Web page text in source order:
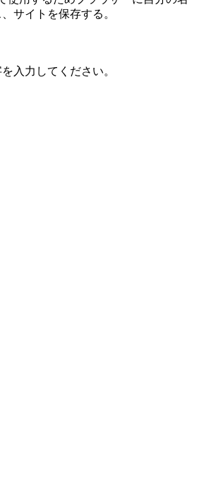
サイトを保存する。
入力してください。